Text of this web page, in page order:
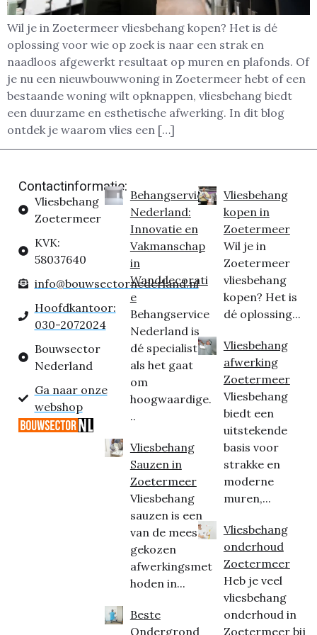
Wil je in Zoetermeer vliesbehang kopen? Het is dé
oplossing voor wie op zoek is naar een strak en
naadloos afgewerkt resultaat op muren en plafonds. Of
je nu een nieuwbouwwoning in Zoetermeer hebt of een
bestaande woning wilt opknappen, vliesbehang biedt
een duurzame en esthetische afwerking. In dit blog
ontdek je waarom vlies een […]
Contactinformatie:
Vliesbehang
Zoetermeer
KVK:
58037640
info@bouwsectornederland.nl
Hoofdkantoor:
030-2072024
Bouwsector
Nederland
Ga naar onze
webshop
Behangservice
Nederland:
Innovatie en
Vakmanschap
in
Wanddecorati
e
Behangservice
Nederland is
dé specialist
als het gaat
om
hoogwaardige.
..
Vliesbehang
Sauzen in
Zoetermeer
Vliesbehang
sauzen is een
van de meest
gekozen
afwerkingsmet
hoden in...
Beste
Ondergrond
Vliesbehang
kopen in
Zoetermeer
Wil je in
Zoetermeer
vliesbehang
kopen? Het is
dé oplossing...
Vliesbehang
afwerking
Zoetermeer
Vliesbehang
biedt een
uitstekende
basis voor
strakke en
moderne
muren,...
Vliesbehang
onderhoud
Zoetermeer
Heb je veel
vliesbehang
onderhoud in
Zoetermeer bij